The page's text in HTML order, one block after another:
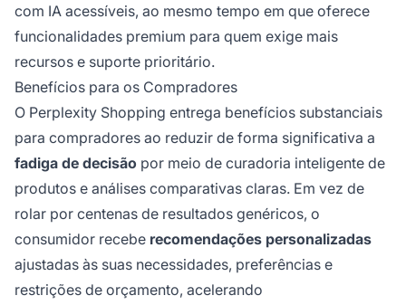
com IA acessíveis, ao mesmo tempo em que oferece
funcionalidades premium para quem exige mais
recursos e suporte prioritário.
Benefícios para os Compradores
O Perplexity Shopping entrega benefícios substanciais
para compradores ao reduzir de forma significativa a
fadiga de decisão por meio de curadoria inteligente de
produtos e análises comparativas claras. Em vez de
rolar por centenas de resultados genéricos, o
consumidor recebe recomendações personalizadas
ajustadas às suas necessidades, preferências e
restrições de orçamento, acelerando